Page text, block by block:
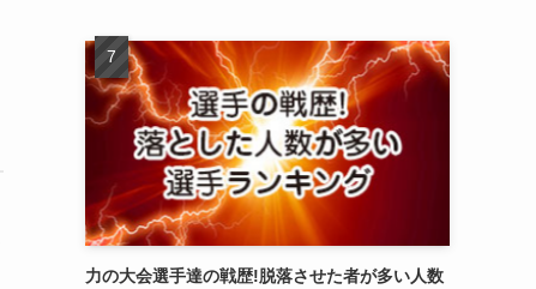
力の大会選手達の戦歴!脱落させた者が多い人数